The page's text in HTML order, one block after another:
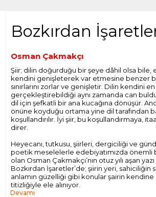
Bozkırdan
Osman Çakmakçı
Şiir; dilin doğurduğu bir şeye dâhil olsa bile,
kendini genişleterek var etmesine benzer
sınırlarını zorlar ve genişletir. Dilin kendini
gerçekleştirebildiği aynı zamanda can
dil için şefkatli bir ana kucağına dönüşür.
önüne koyduğu ortama yine dil tarafından
koşullandırılır. İyi şiir, bu koşullandırmaya,
direr.
Heyecanı, tutkusu, şiirleri, dergiciliği ve
poetik meselelerle edebiyatımızda önemli
olan Osman Çakmakçı’nın otuz yılı aşan
Bozkırdan İşaretler’de; şiirin yeri, sahiciliğin
anlamın güzelliği gibi konular şairin kendine
titizliğiyle ele alınıyor.
Devamı